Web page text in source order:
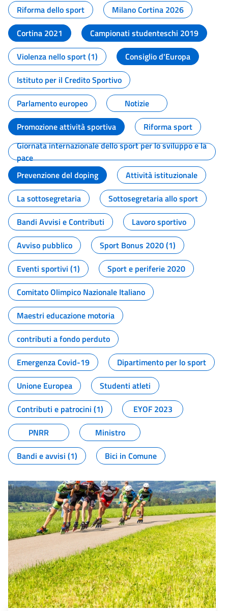
Riforma dello sport
Milano Cortina 2026
Cortina 2021
Campionati studenteschi 2019
Violenza nello sport (1)
Consiglio d'Europa
Istituto per il Credito Sportivo
Parlamento europeo
Notizie
Promozione attività sportiva
Riforma sport
Giornata internazionale dello sport per lo sviluppo e la
pace
Prevenzione del doping
Attività istituzionale
La sottosegretaria
Sottosegretaria allo sport
Bandi Avvisi e Contributi
Lavoro sportivo
Avviso pubblico
Sport Bonus 2020 (1)
Eventi sportivi (1)
Sport e periferie 2020
Comitato Olimpico Nazionale Italiano
Maestri educazione motoria
contributi a fondo perduto
Emergenza Covid-19
Dipartimento per lo sport
Unione Europea
Studenti atleti
Contributi e patrocini (1)
EYOF 2023
PNRR
Ministro
Bandi e avvisi (1)
Bici in Comune